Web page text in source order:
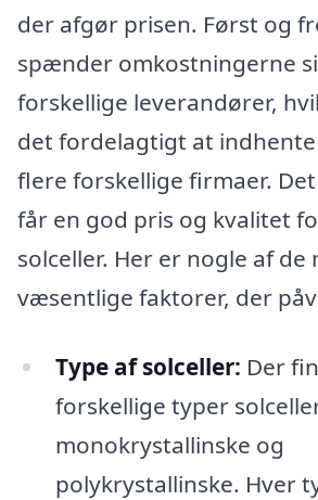
der afgør prisen. Først og
spænder omkostningerne
forskellige leverandører,
det fordelagtigt at
flere forskellige firmaer.
får en god pris og kvalitet
solceller. Her er nogle af de
væsentlige faktorer, der
Type af solceller: Der
forskellige typer
monokrystallinske og
polykrystallinske. Hver